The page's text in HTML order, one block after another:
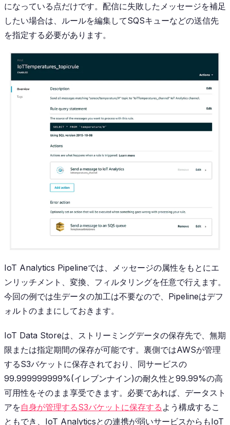
になっている点だけです。配信に失敗したメッセージを補足
したい場合は、ルールを編集してSQSキューなどの送信先
を指定する必要があります。
IoT Analytics Pipelineでは、メッセージの属性をもとにエ
ンリッチメント、変換、フィルタリングを任意で行えます。
今回の例では生データの加工は不要なので、Pipelineはデフ
ォルトのままにしておきます。
IoT Data Storeは、ストリーミングデータの保存先で、無期
限または指定期間の保存が可能です。裏側ではAWSが管理
するS3バケットに保存されており、同サービスの
99.999999999%(イレブンナイン)の耐久性と99.99%の高
可用性をそのまま享受できます。必要であれば、データスト
アを自身が管理するS3バケットに保存する よう構成するこ
ともでき、IoT Analyticsとの連携が弱いサービスからもIoT